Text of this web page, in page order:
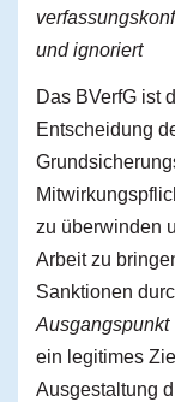
und ignoriert
Das BVerfG ist
Entscheidung
zu überwinden
Arbeit zu
Sanktionen
Ausgangspunkt
ein legitimes
Ausgestaltung